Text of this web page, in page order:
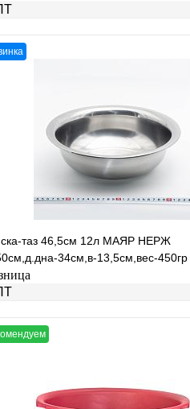
в 1 клик К сравнению
избранное
наличии
таз 46,5см 12л МАЯР НЕРЖ
34см,в-13,5см,вес-450гр
в 1 клик К сравнению